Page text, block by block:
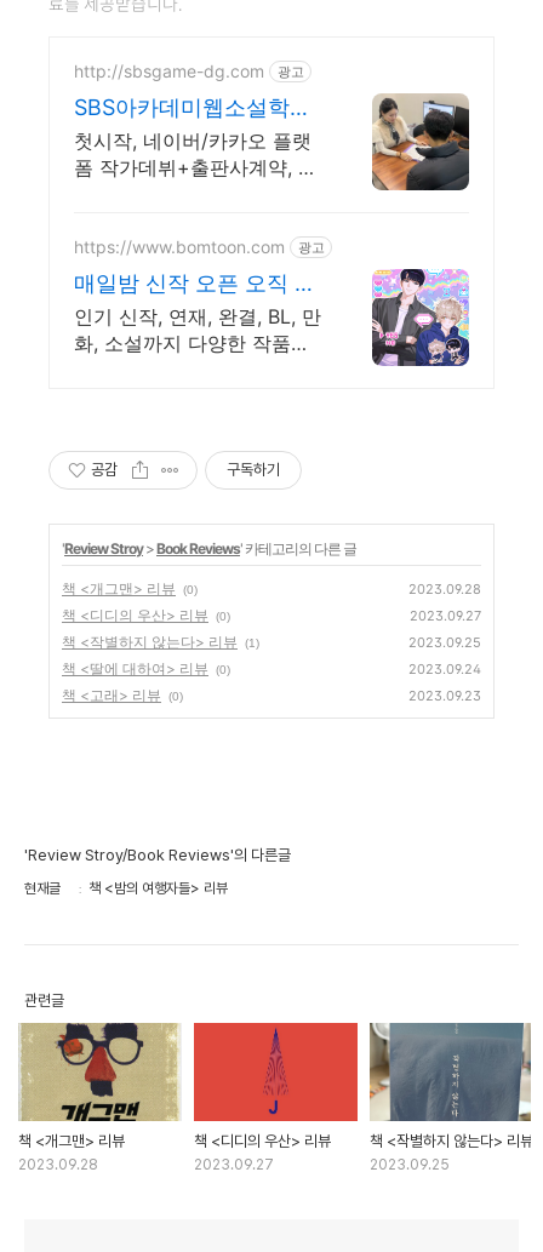
http://sbsgame-dg.com 광고
SBS아카데미웹소설학원
권민정
첫시작, 네이버/카카오 플랫
폼 작가데뷔+출판사계약, 부
https://www.bomtoon.com 광고
매일밤 신작 오픈 오직 봄
소
인기 신작, 연재, 완결, BL, 만
화, 소설까지 다양한 작품을
공감 구독하기
'Review Stroy>Book Reviews' 카테고리의 다른 글
책 <개그맨> 리뷰 (0) 2023.09.28
책 <디디의 우산> 리뷰 (0) 2023.09.27
책 <작별하지 않는다> 리뷰 (1) 2023.09.25
책 <딸에 대하여> 리뷰 (0) 2023.09.24
책 <고래> 리뷰 (0) 2023.09.23
'Review Stroy/Book Reviews'의 다른글
현재글 책 <밤의 여행자들> 리뷰
관련글
책 <개그맨> 리뷰
2023.09.28
책 <디디의 우산> 리뷰
2023.09.27
책 <작별하지 않는다> 리뷰
2023.09.25